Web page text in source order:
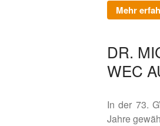
Mehr
DR.
WEC
​In der 73.
Jahre